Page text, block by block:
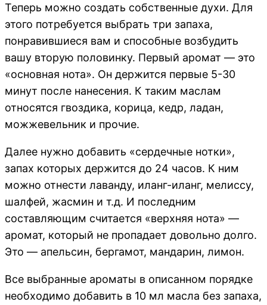
Теперь можно создать собственные духи. Для
этого потребуется выбрать три запаха,
понравившиеся вам и способные возбудить
вашу вторую половинку. Первый аромат — это
«основная нота». Он держится первые 5-30
минут после нанесения. К таким маслам
относятся гвоздика, корица, кедр, ладан,
можжевельник и прочие.
Далее нужно добавить «сердечные нотки»,
запах которых держится до 24 часов. К ним
можно отнести лаванду, иланг-иланг, мелиссу,
шалфей, жасмин и т.д. И последним
составляющим считается «верхняя нота» —
аромат, который не пропадает довольно долго.
Это — апельсин, бергамот, мандарин, лимон.
Все выбранные ароматы в описанном порядке
необходимо добавить в 10 мл масла без запаха,